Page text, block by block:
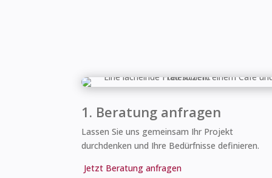
1. Beratung anfragen
Lassen Sie uns gemeinsam Ihr Projekt
durchdenken und Ihre Bedürfnisse definieren.
Jetzt Beratung anfragen